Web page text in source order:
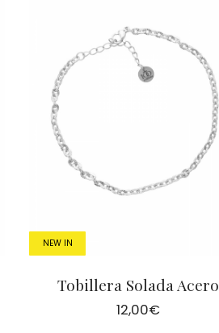
NEW IN
Tobillera Solada Acero
12,00€